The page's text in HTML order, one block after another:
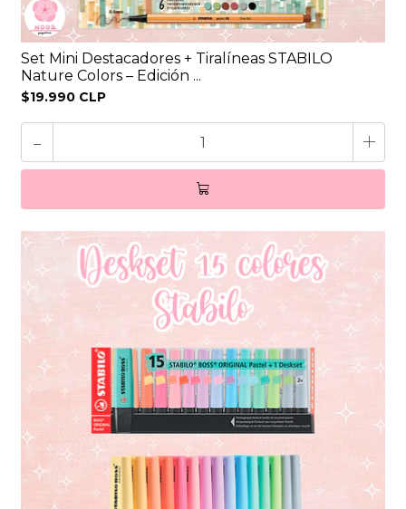
Set Mini Destacadores + Tiralíneas STABILO
Nature Colors – Edición ...
$19.990 CLP
- +